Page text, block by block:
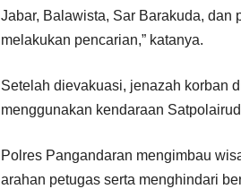
Jabar, Balawista, Sar Barakuda, dan
melakukan pencarian,” katanya.
Setelah dievakuasi, jenazah korban
menggunakan kendaraan
Polres Pangandaran mengimbau
arahan petugas serta menghindari